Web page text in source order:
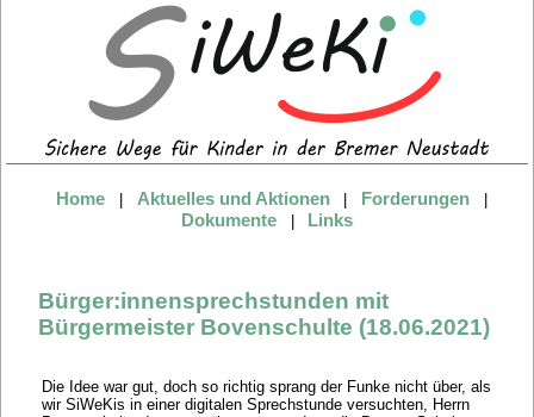
Home Aktuelles und Aktionen Forderungen
Dokumente Links
Bürger:innensprechstunden mit
Bürgermeister Bovenschulte (18.06.2021)
Die Idee war gut, doch so richtig sprang der Funke nicht über, als
wir SiWeKis in einer digitalen Sprechstunde versuchten, Herrn